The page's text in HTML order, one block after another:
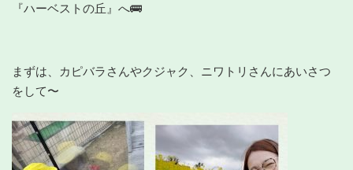
『ハーベストの丘』へ🚌
まずは、カピバラさんやクジャク、ニワトリさんにあいさつ
をして〜